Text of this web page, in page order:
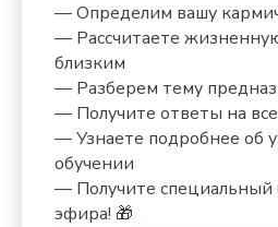
— Определим вашу
— Рассчитаете
близким
— Разберем тему
— Получите ответы на
— Узнаете подробнее об
обучении
— Получите специальный
эфира! 🎁